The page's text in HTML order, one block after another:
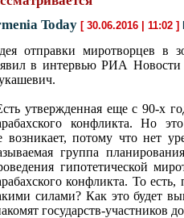
Today [ 30.06.2016 | 11:02 ]
отправки миротворцев в
в интервью РИА
утвержденная еще с 90-х
конфликта. Но
возникает, потому что нет
группа
гипотетической
конфликта. То
силами? Как это будет
государств-участников